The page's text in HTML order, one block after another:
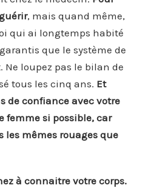
, mais quand même,
qui ai longtemps habité
que le système de
Ne loupez pas le bilan de
tous les cinq ans. Et
de confiance avec votre
femme si possible, car
les mêmes rouages que
à connaitre votre corps.